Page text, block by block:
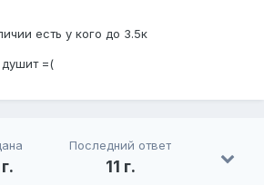
есть у кого до 3.5к
=(
Последний ответ
11 г.